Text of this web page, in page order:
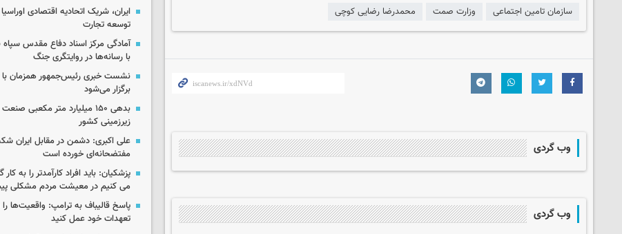
سازمان تامین اجتماعی وزارت صمت محمدرضا رضایی کوچی
وب گردی
وب گردی
ایران، شریک اتحادیه اقتصادی
توسعه تجارت
آمادگی مرکز اسناد دفاع مقدس سپاه
با رسانه‌ها در روایتگری جنگ
نشست خبری رئیس‌جمهور همزمان با
برگزار می‌شود
بدهی ۱۵۰ میلیارد متر مکعبی
زیرزمینی کشور
علی اکبری: دشمن در مقابل ایران
مفتضحانه‌ای خورده است
پزشکیان: باید افراد کارآمدتر را به
می کنیم در معیشت مردم مشکلی
پاسخ قالیباف به ترامپ: واقعیت‌ها را
تعهدات خود عمل کنید